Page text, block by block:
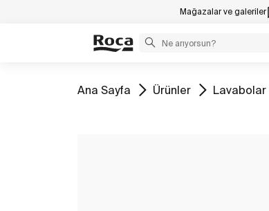
Mağazalar ve galeriler
Tüm
Ana Sayfa Tüm
Ürünler Tüm
Lavabolar